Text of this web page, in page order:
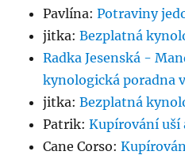
Pavlína:Potraviny
jitka:Bezplatná
Radka Jesenská -
kynologická poradna
jitka:Bezplatná
Patrik:Kupírování uší
Cane Corso: